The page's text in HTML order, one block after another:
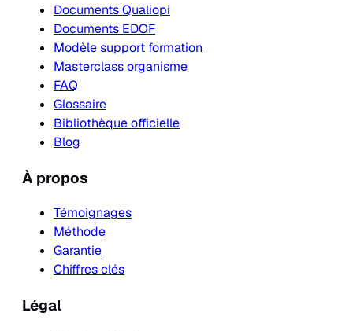
Documents Qualiopi
Documents EDOF
Modèle support formation
Masterclass organisme
FAQ
Glossaire
Bibliothèque officielle
Blog
À propos
Témoignages
Méthode
Garantie
Chiffres clés
Légal